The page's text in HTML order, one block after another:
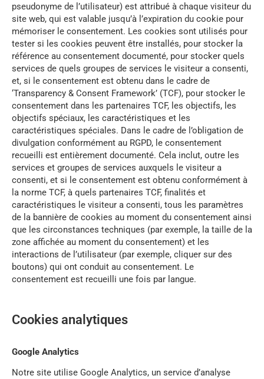
pseudonyme de l’utilisateur) est attribué à chaque visiteur du
site web, qui est valable jusqu’à l’expiration du cookie pour
mémoriser le consentement. Les cookies sont utilisés pour
tester si les cookies peuvent être installés, pour stocker la
référence au consentement documenté, pour stocker quels
services de quels groupes de services le visiteur a consenti,
et, si le consentement est obtenu dans le cadre de
‘Transparency & Consent Framework’ (TCF), pour stocker le
consentement dans les partenaires TCF, les objectifs, les
objectifs spéciaux, les caractéristiques et les
caractéristiques spéciales. Dans le cadre de l’obligation de
divulgation conformément au RGPD, le consentement
recueilli est entièrement documenté. Cela inclut, outre les
services et groupes de services auxquels le visiteur a
consenti, et si le consentement est obtenu conformément à
la norme TCF, à quels partenaires TCF, finalités et
caractéristiques le visiteur a consenti, tous les paramètres
de la bannière de cookies au moment du consentement ainsi
que les circonstances techniques (par exemple, la taille de la
zone affichée au moment du consentement) et les
interactions de l’utilisateur (par exemple, cliquer sur des
boutons) qui ont conduit au consentement. Le
consentement est recueilli une fois par langue.
Cookies analytiques
Google Analytics
Notre site utilise Google Analytics, un service d’analyse